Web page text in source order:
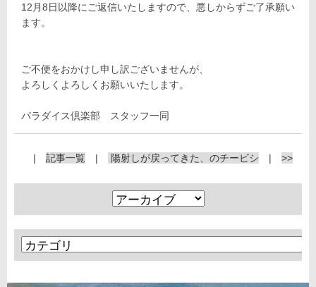
12月8日以降にご返信いたしますので、悪しからずご了承願い
ます。
ご不便をおかけし申し訳ございませんが、
よろしくよろしくお願いいたします。
パラダイス倶楽部 スタッフ一同
| 記事一覧 | 陽射しが戻ってきた、のチービシ | >>